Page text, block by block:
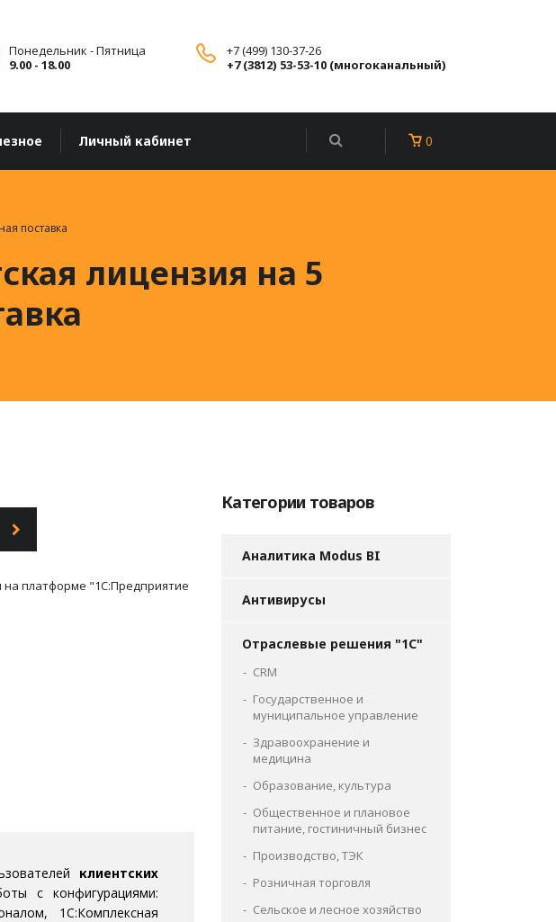
+7 (499) 130-37-26
+7 (3812) 53-53-10 (многоканальный)
Понедельник - Пятница
9.00 - 18.00
Личный кабинет 0
поставка
лицензия на 5
платформе "1С:Предприятие
клиентских
с конфигурациями:
1С:Комплексная
Категории товаров
Аналитика Modus BI
Антивирусы
Отраслевые решения "1С"
CRM
Государственное и
муниципальное управление
Здравоохранение и
медицина
Образование, культура
Общественное и плановое
питание, гостиничный бизнес
Производство, ТЭК
Розничная торговля
Сельское и лесное хозяйство